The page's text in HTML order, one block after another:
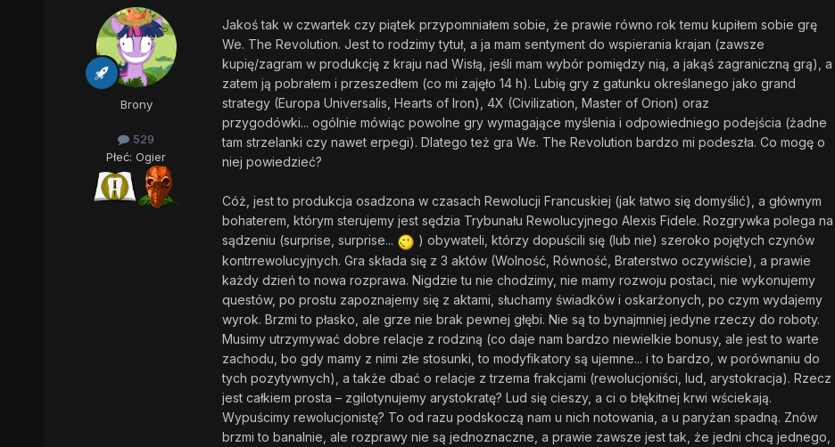
Brony
529
Płeć: Ogier
Jakoś tak w czwartek czy piątek przypomniałem sobie, że prawie równo rok temu kupiłem sobie grę
We. The Revolution. Jest to rodzimy tytuł, a ja mam sentyment do wspierania krajan (zawsze
kupię/zagram w produkcję z kraju nad Wisłą, jeśli mam wybór pomiędzy nią, a jakąś zagraniczną grą), a
zatem ją pobrałem i przeszedłem (co mi zajęło 14 h). Lubię gry z gatunku określanego jako grand
strategy (Europa Universalis, Hearts of Iron), 4X (Civilization, Master of Orion) oraz
przygodówki... ogólnie mówiąc powolne gry wymagające myślenia i odpowiedniego podejścia (żadne
tam strzelanki czy nawet erpegi). Dlatego też gra We. The Revolution bardzo mi podeszła. Co mogę o
niej powiedzieć?
Cóż, jest to produkcja osadzona w czasach Rewolucji Francuskiej (jak łatwo się domyślić), a głównym
bohaterem, którym sterujemy jest sędzia Trybunału Rewolucyjnego Alexis Fidele. Rozgrywka polega na
sądzeniu (surprise, surprise...
) obywateli, którzy dopuścili się (lub nie) szeroko pojętych czynów
kontrrewolucyjnych. Gra składa się z 3 aktów (Wolność, Równość, Braterstwo oczywiście), a prawie
każdy dzień to nowa rozprawa. Nigdzie tu nie chodzimy, nie mamy rozwoju postaci, nie wykonujemy
questów, po prostu zapoznajemy się z aktami, słuchamy świadków i oskarżonych, po czym wydajemy
wyrok. Brzmi to płasko, ale grze nie brak pewnej głębi. Nie są to bynajmniej jedyne rzeczy do roboty.
Musimy utrzymywać dobre relacje z rodziną (co daje nam bardzo niewielkie bonusy, ale jest to warte
zachodu, bo gdy mamy z nimi złe stosunki, to modyfikatory są ujemne... i to bardzo, w porównaniu do
tych pozytywnych), a także dbać o relacje z trzema frakcjami (rewolucjoniści, lud, arystokracja). Rzecz
jest całkiem prosta – zgilotynujemy arystokratę? Lud się cieszy, a ci o błękitnej krwi wściekają.
Wypuścimy rewolucjonistę? To od razu podskoczą nam u nich notowania, a u paryżan spadną. Znów
brzmi to banalnie, ale rozprawy nie są jednoznaczne, a prawie zawsze jest tak, że jedni chcą jednego,